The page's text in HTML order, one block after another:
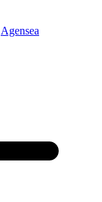
Agensea